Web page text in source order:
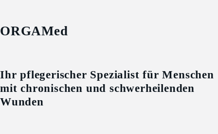
ORGAMed
Ihr pflegerischer Spezialist für Menschen
mit chronischen und schwerheilenden
Wunden